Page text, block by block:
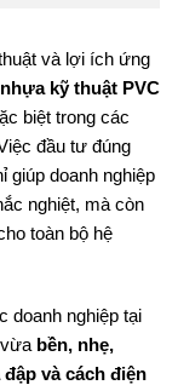
và lợi ích ứng
kỹ thuật PVC
biệt trong các
đầu tư đúng
giúp doanh nghiệp
nghiệt, mà còn
toàn bộ hệ
doanh nghiệp tại
bền, nhẹ,
và cách điện